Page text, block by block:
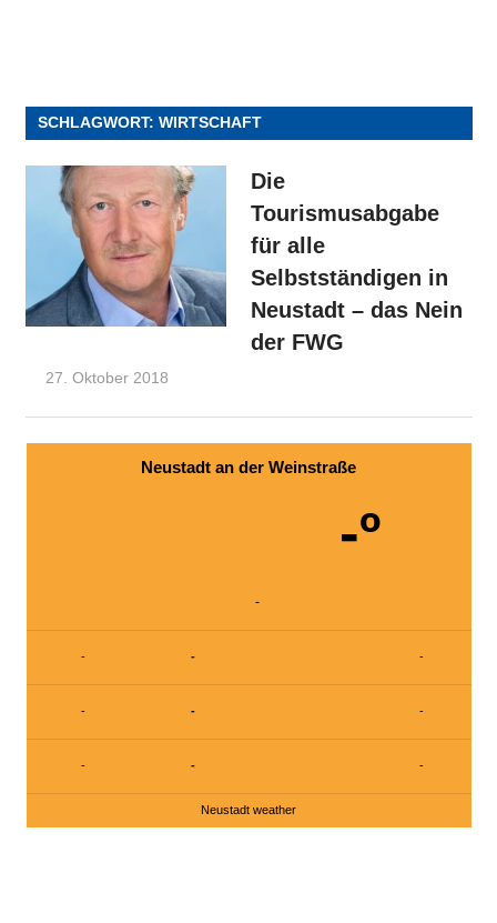
SCHLAGWORT: WIRTSCHAFT
Die
Tourismusabgabe
für alle
Selbstständigen in
Neustadt – das Nein
der FWG
27. Oktober 2018
Neustadt an der Weinstraße
-º
-
- - -
- - -
- - -
Neustadt weather